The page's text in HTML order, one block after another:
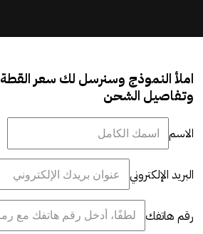
املأ النموذج وسنرسل لك سعر القطة
وتفاصيل الشحن
الاسم
البريد الإلكتروني
رقم هاتفك